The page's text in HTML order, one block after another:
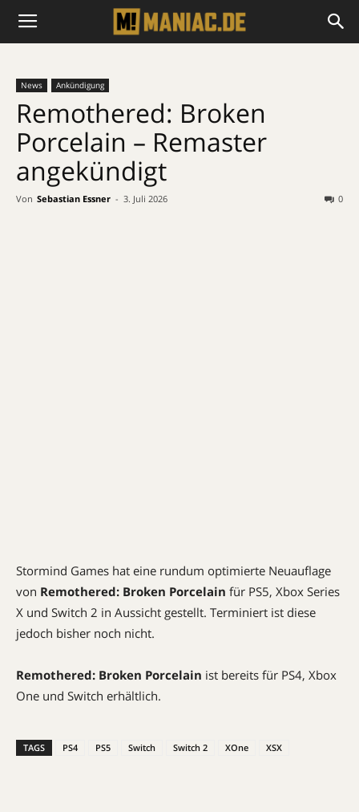
News Ankündigung
Remothered: Broken
Porcelain – Remaster
angekündigt
Von Sebastian Essner - 3. Juli 2026 0
Stormind Games hat eine rundum optimierte Neuauflage
von Remothered: Broken Porcelain für PS5, Xbox Series
X und Switch 2 in Aussicht gestellt. Terminiert ist diese
jedoch bisher noch nicht.
Remothered: Broken Porcelain ist bereits für PS4, Xbox
One und Switch erhältlich.
TAGS PS4 PS5 Switch Switch 2 XOne XSX